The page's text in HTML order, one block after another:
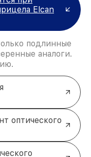
Elcan
подлинные
аналоги.
оптического